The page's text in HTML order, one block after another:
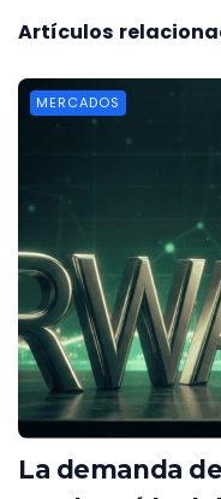
Artículos
MERCADOS
La demanda